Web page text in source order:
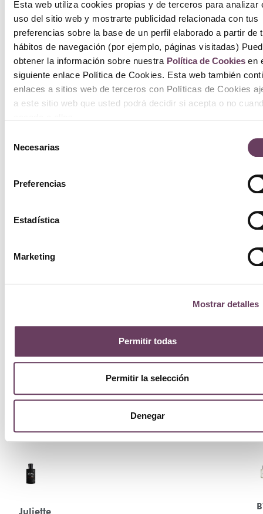
Esta web utiliza cookies propias y de terceros para analizar
uso del sitio web y mostrarte publicidad relacionada con tus
preferencias sobre la base de un perfil elaborado a partir de
hábitos de navegación (por ejemplo, páginas visitadas)
obtener la información sobre nuestra Política de Cookiesen
siguiente enlace Política de Cookies. Esta web también
enlaces a sitios web de terceros con Políticas de Cookies
a este sitio web que usted podrá decidir si acepta o no
Necesarias
Preferencias
Estadística
Marketing
Mostrar detalles
Permitir todas
Permitir la selección
Denegar
Juliette